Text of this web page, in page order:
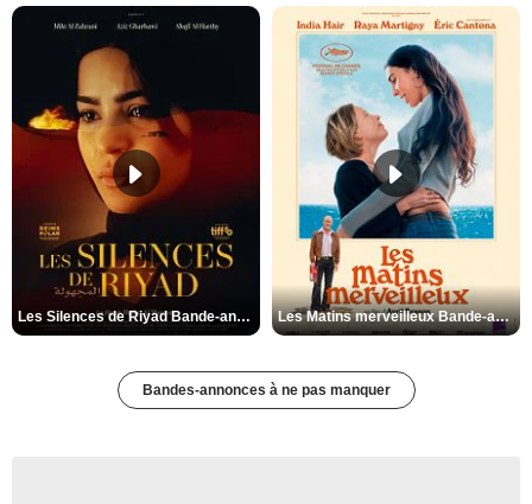
Les Silences de Riyad Bande-annonce VO STFR Les Matins merveilleux Bande-annonce VF
Bandes-annonces à ne pas manquer